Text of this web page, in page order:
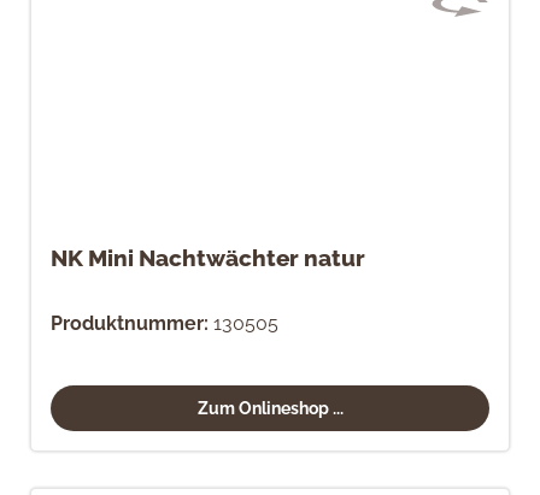
NK Mini Nachtwächter natur
Produktnummer: 130505
Zum Onlineshop ...